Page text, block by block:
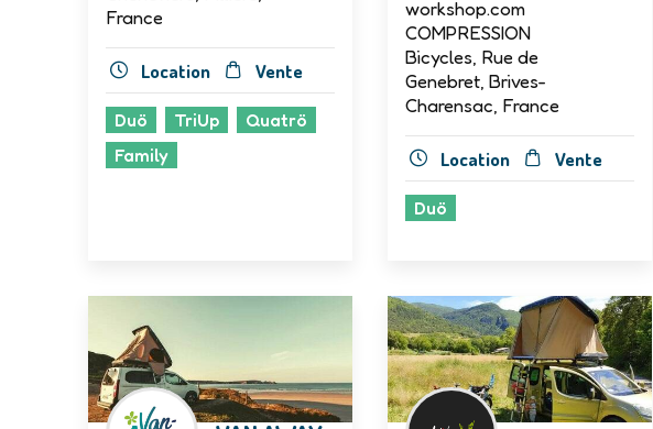
France
Location Vente
Duö TriUp
Quatrö
Family
workshop.com
COMPRESSION
Bicycles, Rue de
Genebret, Brives-
Charensac, France
Location Vente
Duö